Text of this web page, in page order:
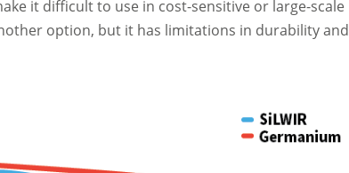
it difficult to use in cost-sensitive or large-scale
option, but it has limitations in durability and